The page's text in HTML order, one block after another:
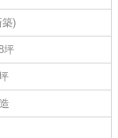
築)
坪